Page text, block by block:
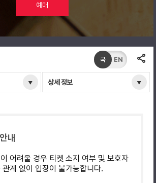
예매
상세 정보
국 EN
내
어려울 경우 티켓 소지 여부 및 보호자
계 없이 입장이 불가능합니다.